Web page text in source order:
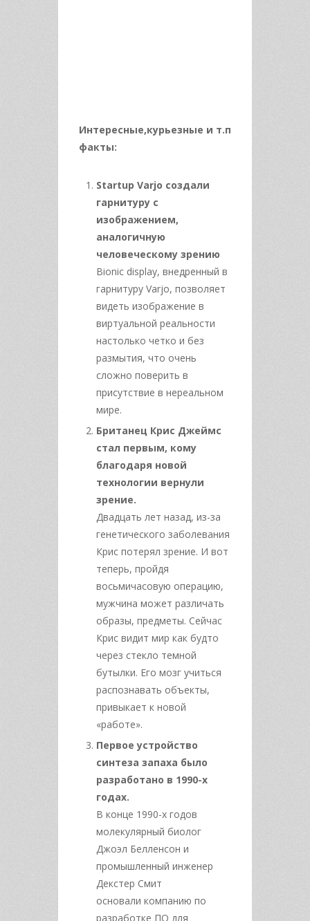
Интересные,курьезные и т.п
факты:
Startup Varjo создали
гарнитуру с
изображением,
аналогичную
человеческому зрению
Bionic display, внедренный в
гарнитуру Varjo, позволяет
видеть изображение в
виртуальной реальности
настолько четко и без
размытия, что очень
сложно поверить в
присутствие в нереальном
мире.
Британец Крис Джеймс
стал первым, кому
благодаря новой
технологии вернули
зрение.
Двадцать лет назад, из-за
генетического заболевания
Крис потерял зрение. И вот
теперь, пройдя
восьмичасовую операцию,
мужчина может различать
образы, предметы. Сейчас
Крис видит мир как будто
через стекло темной
бутылки. Его мозг учиться
распознавать объекты,
привыкает к новой
«работе».
Первое устройство
синтеза запаха было
разработано в 1990-х
годах.
В конце 1990-х годов
молекулярный биолог
Джоэл Белленсон и
промышленный инженер
Декстер Смит
основали компанию по
разработке ПО для